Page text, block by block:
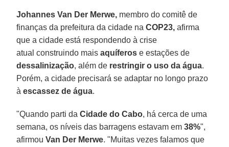
Johannes Van Der Merwe, membro do comitê de
finanças da prefeitura da cidade naCOP23, afirma
que a cidade está respondendo à crise
atual construindo maisaquíferos e estações de
dessalinização, além de restringir o uso da água.
Porém, a cidade precisará se adaptar no longo prazo
àescassez de água.
"Quando parti da Cidade do Cabo, há cerca de uma
semana, os níveis das barragens estavam em38%",
afirmouVan Der Merwe. "Muitas vezes falamos que